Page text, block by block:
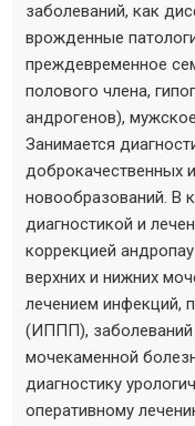
заболеваний, как
врожденные
преждевременное
полового члена,
андрогенов),
Занимается
доброкачественных
новообразований. В
диагностикой и
коррекцией
верхних и нижних
лечением инфекций,
(ИППП), заболеваний
мочекаменной
диагностику
оперативному